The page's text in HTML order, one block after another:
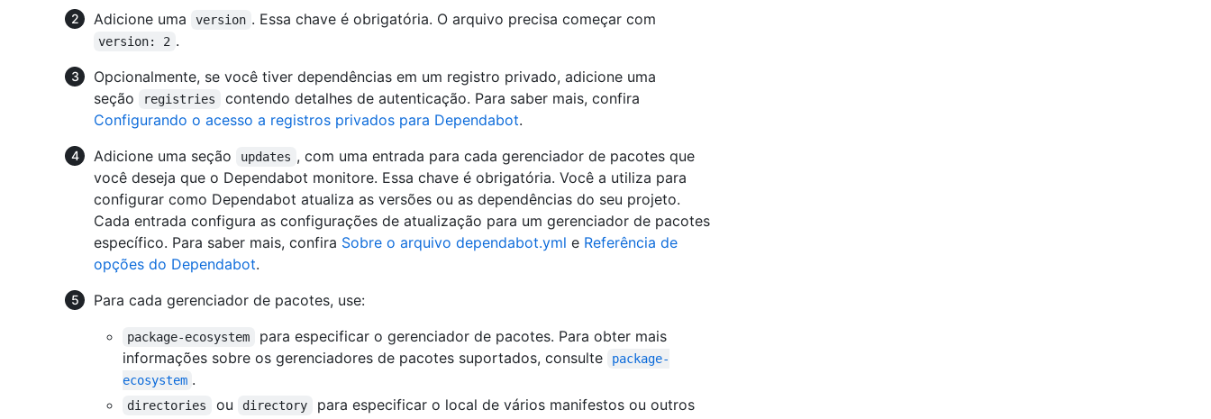
Adicione uma version . Essa chave é obrigatória. O arquivo precisa começar com
version: 2 .
Opcionalmente, se você tiver dependências em um registro privado, adicione uma
seção
registries
contendo detalhes de autenticação. Para saber mais, confira
Configurando o acesso a registros privados para Dependabot.
Adicione uma seção
updates , com uma entrada para cada gerenciador de pacotes que
você deseja que o Dependabot monitore. Essa chave é obrigatória. Você a utiliza para
configurar como Dependabot atualiza as versões ou as dependências do seu projeto.
Cada entrada configura as configurações de atualização para um gerenciador de pacotes
específico. Para saber mais, confira Sobre o arquivo dependabot.yml e Referência de
opções do Dependabot.
Para cada gerenciador de pacotes, use:
package-ecosystem
para especificar o gerenciador de pacotes. Para obter mais
informações sobre os gerenciadores de pacotes suportados, consulte
package-
ecosystem .
directories ou directory
para especificar o local de vários manifestos ou outros